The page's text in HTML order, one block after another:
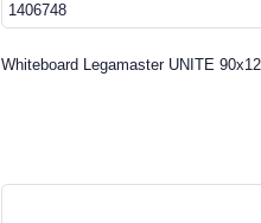
1406748
Whiteboard Legamaster UNITE